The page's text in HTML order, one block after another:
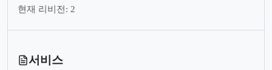
현재 리비전: 2
서비스